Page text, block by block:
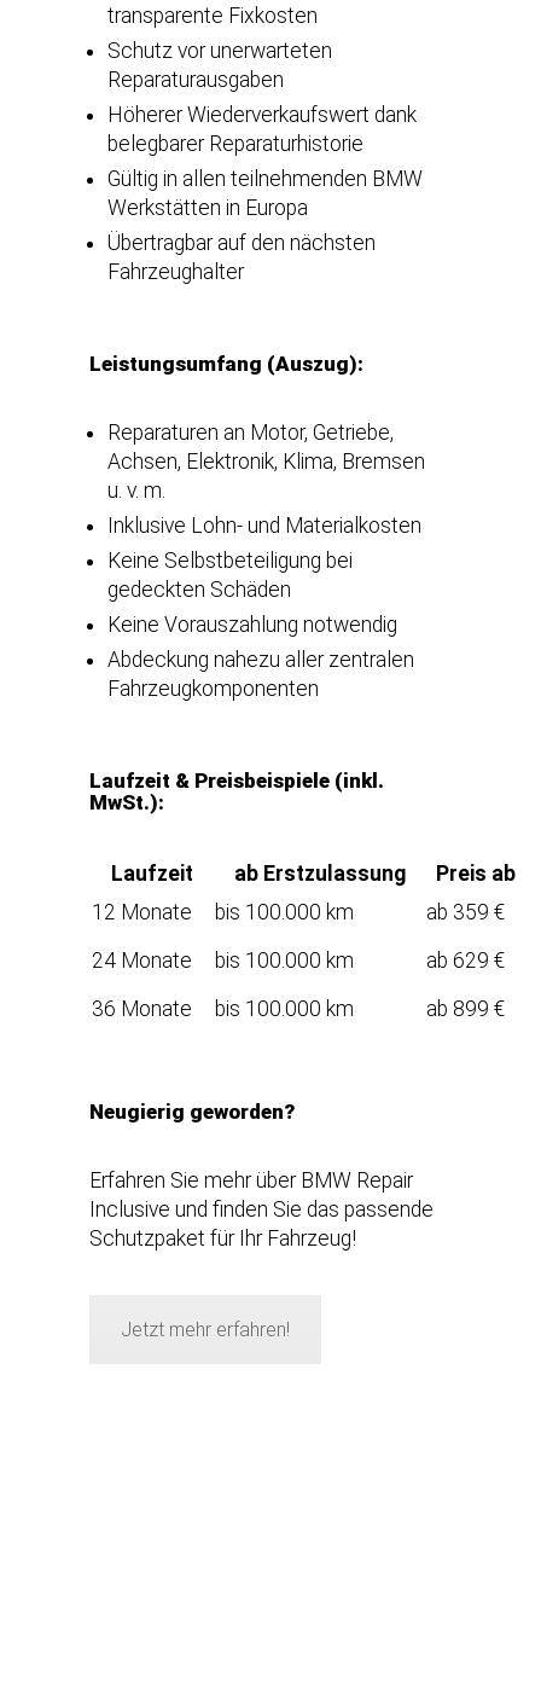
transparente Fixkosten
Schutz vor unerwarteten
Reparaturausgaben
Höherer Wiederverkaufswert dank
belegbarer Reparaturhistorie
Gültig in allen teilnehmenden BMW
Werkstätten in Europa
Übertragbar auf den nächsten
Fahrzeughalter
Leistungsumfang (Auszug):
Reparaturen an Motor, Getriebe,
Achsen, Elektronik, Klima, Bremsen
u. v. m.
Inklusive Lohn- und Materialkosten
Keine Selbstbeteiligung bei
gedeckten Schäden
Keine Vorauszahlung notwendig
Abdeckung nahezu aller zentralen
Fahrzeugkomponenten
Laufzeit & Preisbeispiele (inkl.
MwSt.):
Laufzeit ab Erstzulassung
Preis ab
12 Monate
bis 100.000 km
ab 359 €
24 Monate
bis 100.000 km
ab 629 €
36 Monate
bis 100.000 km ab 899 €
Neugierig geworden?
Erfahren Sie mehr über BMW Repair
Inclusive und finden Sie das passende
Schutzpaket für Ihr Fahrzeug!
Jetzt mehr erfahren!